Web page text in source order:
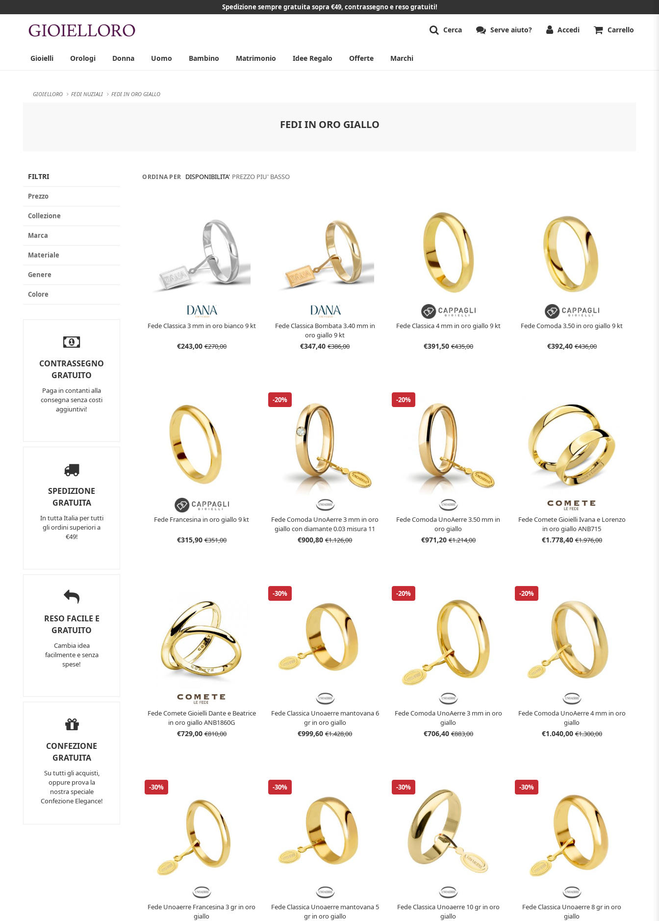
Spedizione sempre gratuita sopra €49, contrassegno e reso gratuiti!
Cerca Serve aiuto? Accedi Carrello
Gioielli Orologi Donna Uomo Bambino Matrimonio Idee Regalo Offerte Marchi
GIOIELLORO FEDI NUZIALI FEDI IN ORO GIALLO
FEDI IN ORO GIALLO
FILTRI
Prezzo
Collezione
Marca
Materiale
Genere
Colore
CONTRASSEGNO
GRATUITO
Paga in contanti alla
consegna senza costi
aggiuntivi!
SPEDIZIONE
GRATUITA
In tutta Italia per tutti
gli ordini superiori a
€49!
RESO FACILE E
GRATUITO
Cambia idea
facilmente e senza
spese!
CONFEZIONE
GRATUITA
Su tutti gli acquisti,
oppure prova la
nostra speciale
Confezione Elegance!
ORDINA PER DISPONIBILITA' PREZZO PIU' BASSO
Fede Classica 3 mm in oro bianco 9 kt
€243,00€270,00
Fede Classica Bombata 3.40 mm in
oro giallo 9 kt
€347,40€386,00
Fede Classica 4 mm in oro giallo 9 kt
€391,50 €435,00
Fede Comoda 3.50 in oro giallo 9 kt
€392,40€436,00
Fede Francesina in oro giallo 9 kt
€315,90€351,00
-20%
Fede Comoda UnoAerre 3 mm in oro
giallo con diamante 0.03 misura 11
€900,80€1.126,00
-20%
Fede Comoda UnoAerre 3.50 mm in
oro giallo
€971,20 €1.214,00
Fede Comete Gioielli Ivana e Lorenzo
in oro giallo ANB715
€1.778,40€1.976,00
Fede Comete Gioielli Dante e Beatrice
in oro giallo ANB1860G
€729,00€810,00
-30%
Fede Classica Unoaerre mantovana 6
gr in oro giallo
€999,60€1.428,00
-20%
Fede Comoda UnoAerre 3 mm in oro
giallo
€706,40 €883,00
-20%
Fede Comoda UnoAerre 4 mm in oro
giallo
€1.040,00€1.300,00
-30%
Fede Unoaerre Francesina 3 gr in oro
giallo
-30%
Fede Classica Unoaerre mantovana 5
gr in oro giallo
-30%
Fede Classica Unoaerre 10 gr in oro
giallo
-30%
Fede Classica Unoaerre 8 gr in oro
giallo